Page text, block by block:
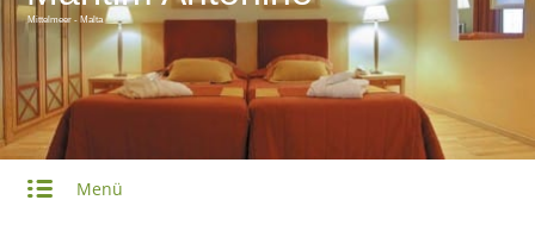
Mittelmeer - Malta
Menü